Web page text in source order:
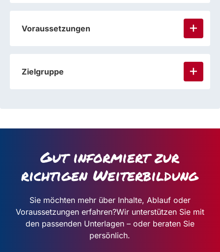
Voraussetzungen
Zielgruppe
Gut informiert zur
richtigen Weiterbildung
Sie möchten mehr über Inhalte, Ablauf oder
Voraussetzungen erfahren?Wir unterstützen Sie mit
den passenden Unterlagen – oder beraten Sie
persönlich.